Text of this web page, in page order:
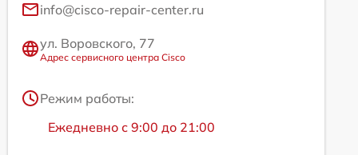
info@cisco-repair-center.ru
ул. Воровского, 77
Адрес сервисного центра Cisco
Режим работы:
Ежедневно с 9:00 до 21:00